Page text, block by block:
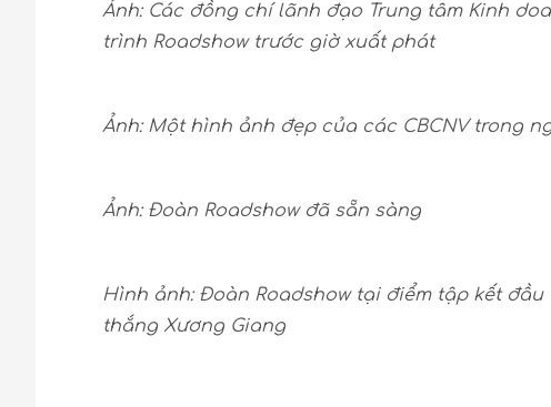
Ảnh: Các đồng chí lãnh đạo Trung tâm Kinh
trình Roadshow trước giờ xuất phát
Ảnh: Một hình ảnh đẹp của các CBCNV trong
Ảnh: Đoàn Roadshow đã sẵn sàng
Hình ảnh: Đoàn Roadshow tại điểm tập kết
thắng Xương Giang